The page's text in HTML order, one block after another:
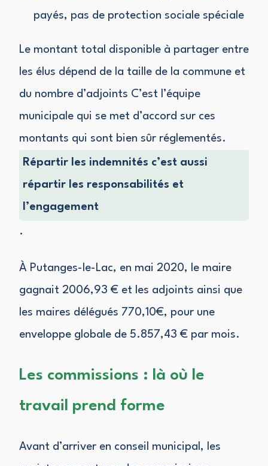
payés, pas de protection sociale spéciale
Le montant total disponible à partager entre
les élus dépend de la taille de la commune et
du nombre d’adjoints C’est l’équipe
municipale qui se met d’accord sur ces
montants qui sont bien sûr réglementés.
Répartir les indemnités c’est aussi
répartir les responsabilités et
l’engagement
.
À Putanges-le-Lac, en mai 2020, le maire
gagnait 2006,93 € et les adjoints ainsi que
les maires délégués 770,10€, pour une
enveloppe globale de 5.857,43 € par mois.
Les commissions : là où le
travail prend forme
Avant d’arriver en conseil municipal, les